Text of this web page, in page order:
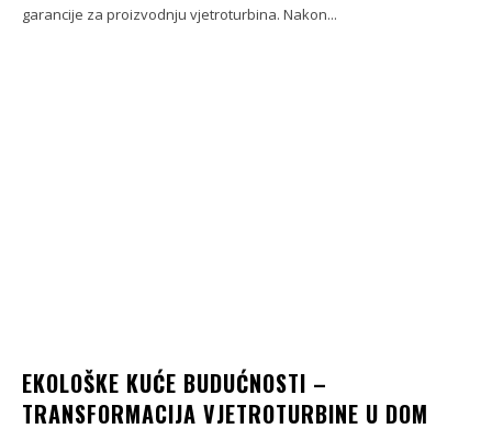
garancije za proizvodnju vjetroturbina. Nakon...
EKOLOŠKE KUĆE BUDUĆNOSTI –
TRANSFORMACIJA VJETROTURBINE U DOM